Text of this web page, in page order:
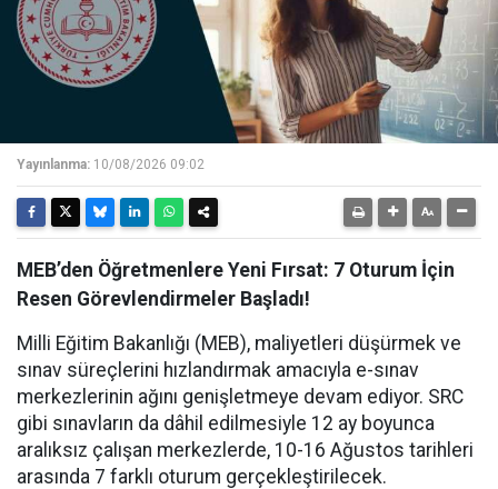
Yayınlanma: 10/08/2026 09:02
MEB’den Öğretmenlere Yeni Fırsat: 7 Oturum İçin
Resen Görevlendirmeler Başladı!
Milli Eğitim Bakanlığı (MEB), maliyetleri düşürmek ve
sınav süreçlerini hızlandırmak amacıyla e-sınav
merkezlerinin ağını genişletmeye devam ediyor. SRC
gibi sınavların da dâhil edilmesiyle 12 ay boyunca
aralıksız çalışan merkezlerde, 10-16 Ağustos tarihleri
arasında 7 farklı oturum gerçekleştirilecek.